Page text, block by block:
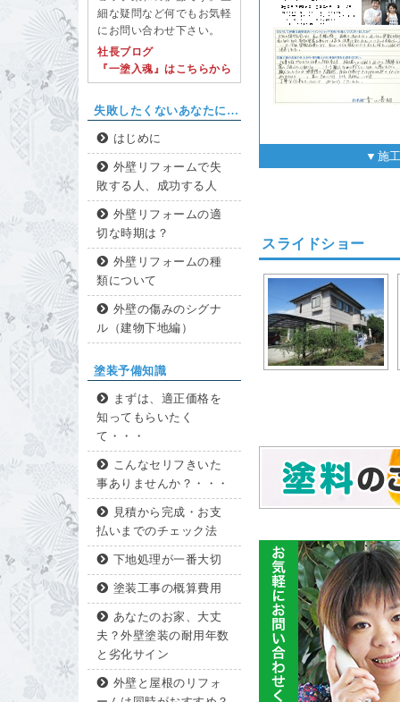
細な疑問など何でもお気軽
にお問い合わせ下さい。
社長ブログ
『一塗入魂』はこちらから
失敗したくないあなたに…
はじめに
外壁リフォームで失
敗する人、成功する人
外壁リフォームの適
切な時期は？
外壁リフォームの種
類について
外壁の傷みのシグナ
ル（建物下地編）
塗装予備知識
まずは、適正価格を
知ってもらいたく
て・・・
こんなセリフきいた
事ありませんか？・・・
見積から完成・お支
払いまでのチェック法
下地処理が一番大切
塗装工事の概算費用
あなたのお家、大丈
夫？外壁塗装の耐用年数
と劣化サイン
外壁と屋根のリフォ
▼施
スライドショー